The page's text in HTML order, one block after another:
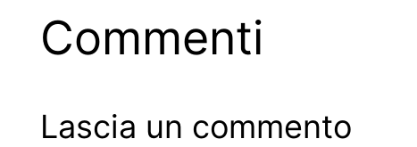
Commenti
Lascia un commento